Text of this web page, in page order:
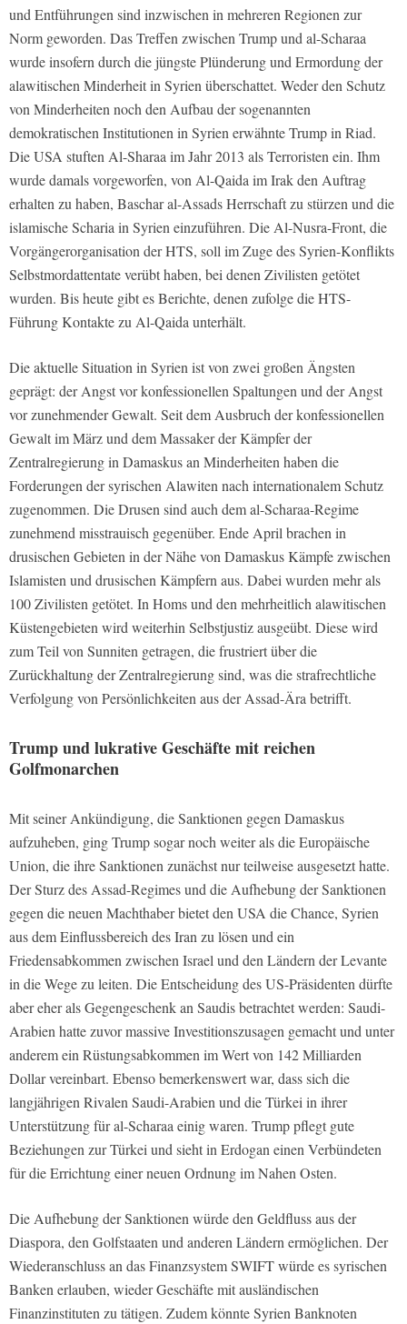
und Entführungen sind inzwischen in mehreren Regionen zur
Norm geworden. Das Treffen zwischen Trump und al-Scharaa
wurde insofern durch die jüngste Plünderung und Ermordung der
alawitischen Minderheit in Syrien überschattet. Weder den Schutz
von Minderheiten noch den Aufbau der sogenannten
demokratischen Institutionen in Syrien erwähnte Trump in Riad.
Die USA stuften Al-Sharaa im Jahr 2013 als Terroristen ein. Ihm
wurde damals vorgeworfen, von Al-Qaida im Irak den Auftrag
erhalten zu haben, Baschar al-Assads Herrschaft zu stürzen und die
islamische Scharia in Syrien einzuführen. Die Al-Nusra-Front, die
Vorgängerorganisation der HTS, soll im Zuge des Syrien-Konflikts
Selbstmordattentate verübt haben, bei denen Zivilisten getötet
wurden. Bis heute gibt es Berichte, denen zufolge die HTS-
Führung Kontakte zu Al-Qaida unterhält.
Die aktuelle Situation in Syrien ist von zwei großen Ängsten
geprägt: der Angst vor konfessionellen Spaltungen und der Angst
vor zunehmender Gewalt. Seit dem Ausbruch der konfessionellen
Gewalt im März und dem Massaker der Kämpfer der
Zentralregierung in Damaskus an Minderheiten haben die
Forderungen der syrischen Alawiten nach internationalem Schutz
zugenommen. Die Drusen sind auch dem al-Scharaa-Regime
zunehmend misstrauisch gegenüber. Ende April brachen in
drusischen Gebieten in der Nähe von Damaskus Kämpfe zwischen
Islamisten und drusischen Kämpfern aus. Dabei wurden mehr als
100 Zivilisten getötet. In Homs und den mehrheitlich alawitischen
Küstengebieten wird weiterhin Selbstjustiz ausgeübt. Diese wird
zum Teil von Sunniten getragen, die frustriert über die
Zurückhaltung der Zentralregierung sind, was die strafrechtliche
Verfolgung von Persönlichkeiten aus der Assad-Ära betrifft.
Trump und lukrative Geschäfte mit reichen
Golfmonarchen
Mit seiner Ankündigung, die Sanktionen gegen Damaskus
aufzuheben, ging Trump sogar noch weiter als die Europäische
Union, die ihre Sanktionen zunächst nur teilweise ausgesetzt hatte.
Der Sturz des Assad-Regimes und die Aufhebung der Sanktionen
gegen die neuen Machthaber bietet den USA die Chance, Syrien
aus dem Einflussbereich des Iran zu lösen und ein
Friedensabkommen zwischen Israel und den Ländern der Levante
in die Wege zu leiten. Die Entscheidung des US-Präsidenten dürfte
aber eher als Gegengeschenk an Saudis betrachtet werden: Saudi-
Arabien hatte zuvor massive Investitionszusagen gemacht und unter
anderem ein Rüstungsabkommen im Wert von 142 Milliarden
Dollar vereinbart. Ebenso bemerkenswert war, dass sich die
langjährigen Rivalen Saudi-Arabien und die Türkei in ihrer
Unterstützung für al-Scharaa einig waren. Trump pflegt gute
Beziehungen zur Türkei und sieht in Erdogan einen Verbündeten
für die Errichtung einer neuen Ordnung im Nahen Osten.
Die Aufhebung der Sanktionen würde den Geldfluss aus der
Diaspora, den Golfstaaten und anderen Ländern ermöglichen. Der
Wiederanschluss an das Finanzsystem SWIFT würde es syrischen
Banken erlauben, wieder Geschäfte mit ausländischen
Finanzinstituten zu tätigen. Zudem könnte Syrien Banknoten